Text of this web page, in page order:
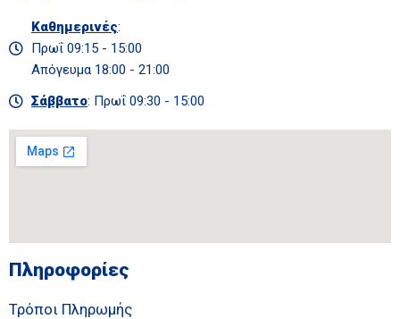
Καθημερινές:
Πρωΐ 09:15 - 15:00
Απόγευμα 18:00 - 21:00
Σάββατο: Πρωΐ 09:30 - 15:00
Πληροφορίες
Τρόποι Πληρωμής